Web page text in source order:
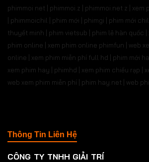
phimmoi net | phimmoi.z | phimmoi.net z | xem
| phimmoichil | phim mới | phimgi | phim mới
thuyết minh | phim vietsub | phim lẻ hàn quốc |
phim online | xem phim online phimfun | web
online | xem phim miễn phí full hd | phim mới
xem phim hay | phimhd | xem phim chiếu rạp |
web xem phim miễn phí | phim hay.net | web
Thông Tin Liên Hệ
CÔNG TY TNHH GIẢI TRÍ